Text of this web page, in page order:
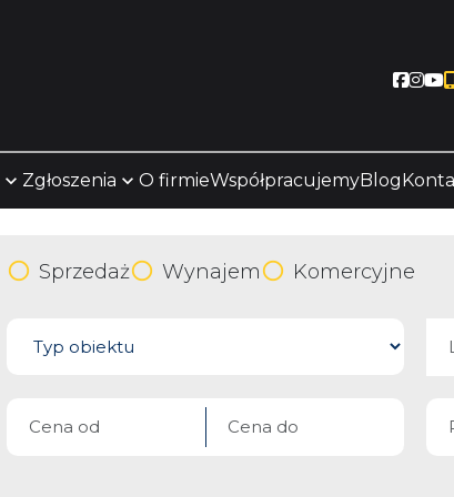
Zgłoszenia O firmieWspółpracujemyBlog
Sprzedaż Wynajem Komercyjne